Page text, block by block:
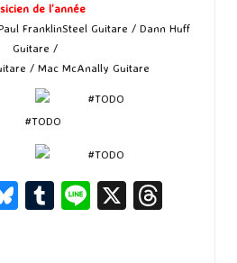
de l’année
FranklinSteel Guitare / Dann Huff
Guitare /
/ Mac McAnally Guitare
Bl T
Li X